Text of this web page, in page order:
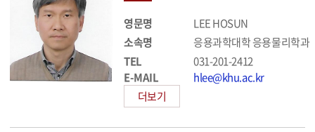
영문명
LEE HOSUN
소속명
응용과학대학 응용물리학과
TEL
031-201-2412
E-MAIL
hlee@khu.ac.kr
더보기